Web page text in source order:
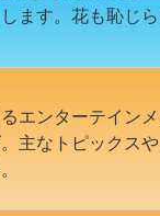
ます。花も恥じ
エンターテイン
主なトピックス